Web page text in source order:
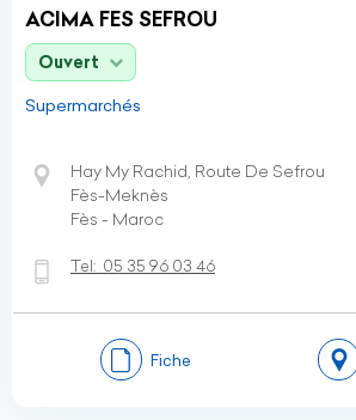
ACIMA FES SEFROU
Ouvert
Supermarchés
Hay My Rachid, Route De Sefrou
Fès-Meknès
Fès - Maroc
Tel: 05 35 96 03 46
Fiche